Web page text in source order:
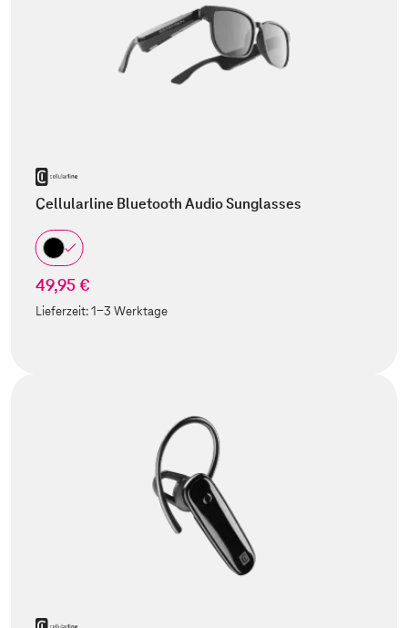
Cellularline Bluetooth Audio Sunglasses
49,95 €
Lieferzeit:1-3 Werktage